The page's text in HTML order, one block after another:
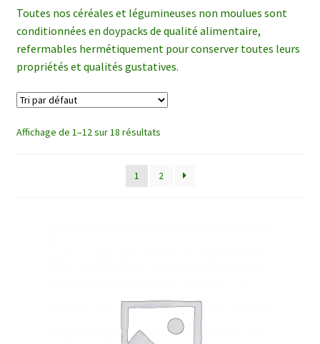
Toutes nos céréales et légumineuses non moulues sont
conditionnées en doypacks de qualité alimentaire,
refermables hermétiquement pour conserver toutes leurs
propriétés et qualités gustatives.
Affichage de 1–12 sur 18 résultats
1 2